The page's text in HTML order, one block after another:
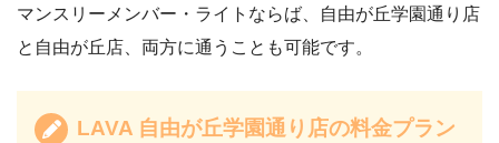
マンスリーメンバー・ライトならば、自由が丘学園通り店
と自由が丘店、両方に通うことも可能です。
LAVA 自由が丘学園通り店の料金プラン